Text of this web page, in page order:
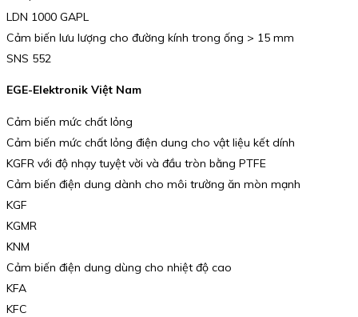
LDN 1000 GAPL
Cảm biến lưu lượng cho đường kính trong ống > 15 mm
SNS 552
EGE-Elektronik Việt Nam
Cảm biến mức chất lỏng
Cảm biến mức chất lỏng điện dung cho vật liệu kết dính
KGFR với độ nhạy tuyệt vời và đầu tròn bằng PTFE
Cảm biến điện dung dành cho môi trường ăn mòn mạnh
KGF
KGMR
KNM
Cảm biến điện dung dùng cho nhiệt độ cao
KFA
KFC